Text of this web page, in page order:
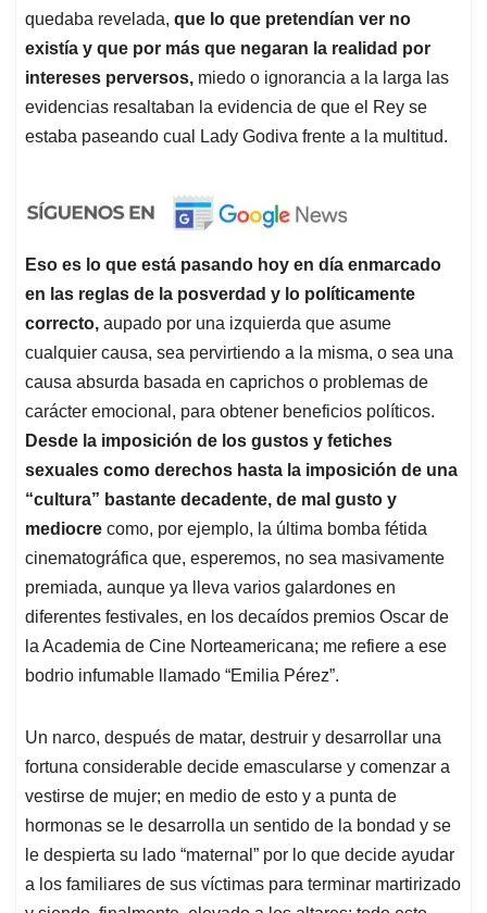
quedaba revelada, que lo que pretendían ver no
existía y que por más que negaran la realidad por
intereses perversos, miedo o ignorancia a la larga las
evidencias resaltaban la evidencia de que el Rey se
estaba paseando cual Lady Godiva frente a la multitud.
Eso es lo que está pasando hoy en día enmarcado
en las reglas de la posverdad y lo políticamente
correcto, aupado por una izquierda que asume
cualquier causa, sea pervirtiendo a la misma, o sea una
causa absurda basada en caprichos o problemas de
carácter emocional, para obtener beneficios políticos.
Desde la imposición de los gustos y fetiches
sexuales como derechos hasta la imposición de una
“cultura” bastante decadente, de mal gusto y
mediocre como, por ejemplo, la última bomba fétida
cinematográfica que, esperemos, no sea masivamente
premiada, aunque ya lleva varios galardones en
diferentes festivales, en los decaídos premios Oscar de
la Academia de Cine Norteamericana; me refiere a ese
bodrio infumable llamado “Emilia Pérez”.
Un narco, después de matar, destruir y desarrollar una
fortuna considerable decide emascularse y comenzar a
vestirse de mujer; en medio de esto y a punta de
hormonas se le desarrolla un sentido de la bondad y se
le despierta su lado “maternal” por lo que decide ayudar
a los familiares de sus víctimas para terminar martirizado